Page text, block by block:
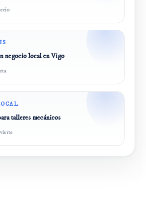
negocio local en Vigo
talleres mecánicos